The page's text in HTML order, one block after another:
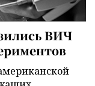
ВИЧ